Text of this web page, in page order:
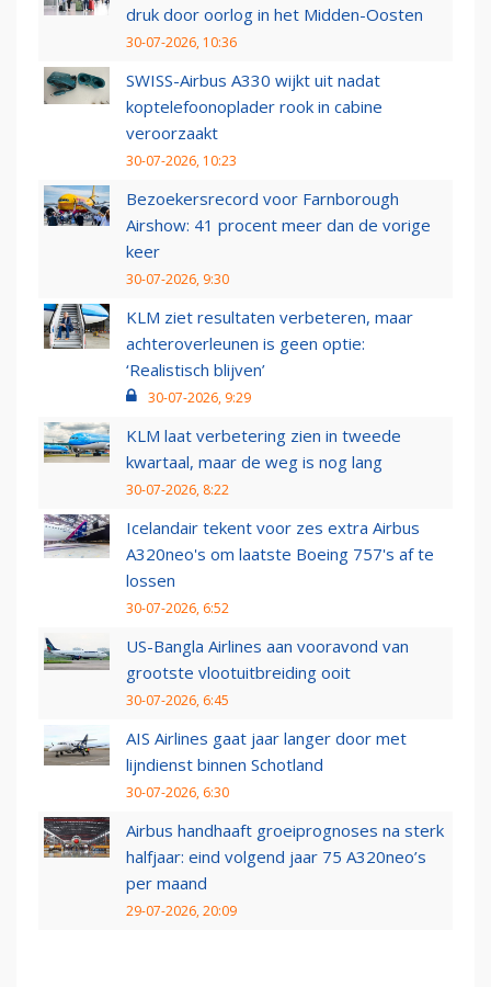
druk door oorlog in het Midden-Oosten
30-07-2026, 10:36
SWISS-Airbus A330 wijkt uit nadat
koptelefoonoplader rook in cabine
veroorzaakt
30-07-2026, 10:23
Bezoekersrecord voor Farnborough
Airshow: 41 procent meer dan de vorige
keer
30-07-2026, 9:30
KLM ziet resultaten verbeteren, maar
achteroverleunen is geen optie:
‘Realistisch blijven’
30-07-2026, 9:29
KLM laat verbetering zien in tweede
kwartaal, maar de weg is nog lang
30-07-2026, 8:22
Icelandair tekent voor zes extra Airbus
A320neo's om laatste Boeing 757's af te
lossen
30-07-2026, 6:52
US-Bangla Airlines aan vooravond van
grootste vlootuitbreiding ooit
30-07-2026, 6:45
AIS Airlines gaat jaar langer door met
lijndienst binnen Schotland
30-07-2026, 6:30
Airbus handhaaft groeiprognoses na sterk
halfjaar: eind volgend jaar 75 A320neo’s
per maand
29-07-2026, 20:09